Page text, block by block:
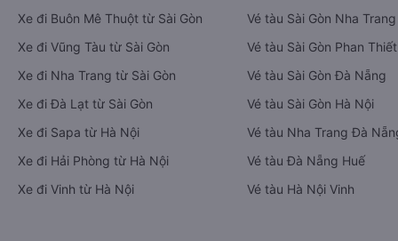
Xe đi Buôn Mê Thuột từ Sài Gòn
Xe đi Vũng Tàu từ Sài Gòn
Xe đi Nha Trang từ Sài Gòn
Xe đi Đà Lạt từ Sài Gòn
Xe đi Sapa từ Hà Nội
Xe đi Hải Phòng từ Hà Nội
Xe đi Vinh từ Hà Nội
Vé tàu Sài Gòn Nha Trang
Vé tàu Sài Gòn Phan Thiết
Vé tàu Sài Gòn Đà Nẵng
Vé tàu Sài Gòn Hà Nội
Vé tàu Nha Trang Đà
Vé tàu Đà Nẵng Huế
Vé tàu Hà Nội Vinh